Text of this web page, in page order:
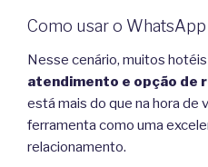
Como usar o
Nesse cenário, muitos
atendimento e opção de
está mais do que na hora de
ferramenta como uma
relacionamento.